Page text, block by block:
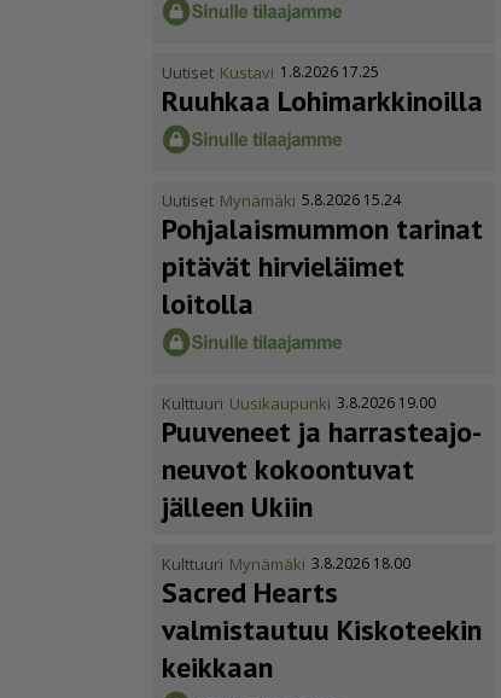
Uutiset Kustavi 1.8.2026 17.25
Ruuhkaa Lohimark­ki­noilla
Uutiset Mynämäki 5.8.2026 15.24
Pohja­lais­mummon tarinat
pitävät hirvieläimet
loitolla
Kulttuuri Uusikaupunki 3.8.2026 19.00
Puuveneet ja harras­te­a­jo­
neuvot kokoontuvat
jälleen Ukiin
Kulttuuri Mynämäki 3.8.2026 18.00
Sacred Hearts
valmistautuu Kiskoteekin
keikkaan